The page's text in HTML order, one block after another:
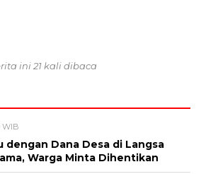
ini 21 kali dibaca
WIB
dengan Dana Desa di Langsa
Warga Minta Dihentikan